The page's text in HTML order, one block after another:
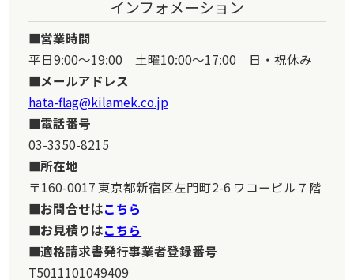
インフォメーション
営業時間
平日9:00～19:00 土曜10:00～17:00 日・祝休み
メールアドレス
hata-flag@kilamek.co.jp
電話番号
03-3350-8215
所在地
〒160-0017 東京都新宿区左門町2-6 ワコービル７階
お問合せはこちら
お見積りはこちら
適格請求書発行事業者登録番号
T5011101049409